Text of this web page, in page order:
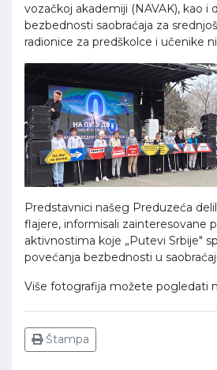
vozačkoj akademiji (NAVAK), kao i
bezbednosti saobraćaja za
radionice za predškolce i učenike
Predstavnici našeg Preduzeća
flajere, informisali zainteresovane
aktivnostima koje „Putevi Srbije"
povećanja bezbednosti u
Više fotografija možete pogledati
Štampa